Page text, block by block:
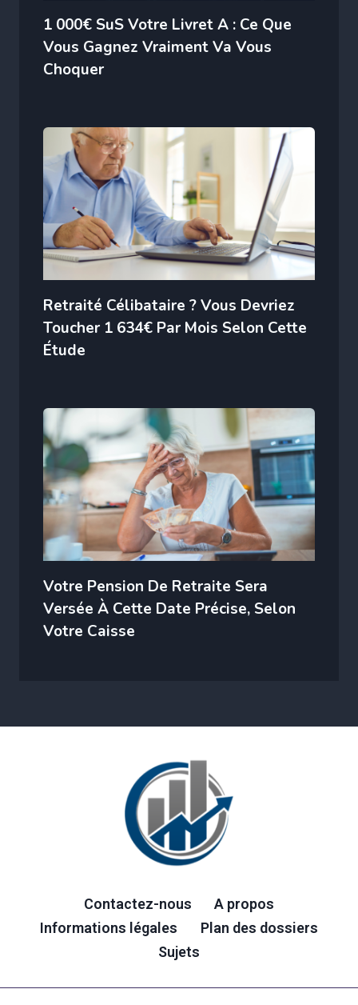
1 000€ SuS Votre Livret A : Ce Que
Vous Gagnez Vraiment Va Vous
Choquer
Retraité Célibataire ? Vous Devriez
Toucher 1 634€ Par Mois Selon Cette
Étude
Votre Pension De Retraite Sera
Versée À Cette Date Précise, Selon
Votre Caisse
Contactez-nous
A propos
Informations légales
Plan des dossiers
Sujets